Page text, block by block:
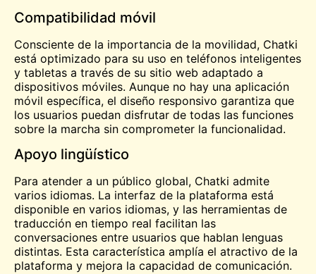
Compatibilidad móvil
Consciente de la importancia de la movilidad, Chatki
está optimizado para su uso en teléfonos inteligentes
y tabletas a través de su sitio web adaptado a
dispositivos móviles. Aunque no hay una aplicación
móvil específica, el diseño responsivo garantiza que
los usuarios puedan disfrutar de todas las funciones
sobre la marcha sin comprometer la funcionalidad.
Apoyo lingüístico
Para atender a un público global, Chatki admite
varios idiomas. La interfaz de la plataforma está
disponible en varios idiomas, y las herramientas de
traducción en tiempo real facilitan las
conversaciones entre usuarios que hablan lenguas
distintas. Esta característica amplía el atractivo de la
plataforma y mejora la capacidad de comunicación.